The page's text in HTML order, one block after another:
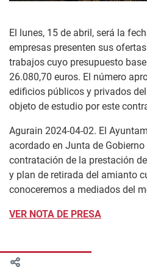
El lunes, 15 de abril, será la
empresas presenten sus
trabajos cuyo presupuesto
26.080,70 euros. El número
edificios públicos y privados
objeto de estudio por este
Agurain 2024-04-02. El
acordado en Junta de
contratación de la prestación
y plan de retirada del amianto
conoceremos a mediados del
VER NOTA DE PRESA